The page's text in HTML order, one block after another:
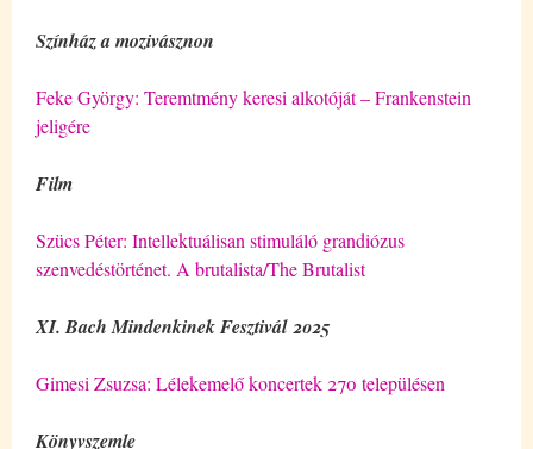
Színház a mozivásznon
Feke György: Teremtmény keresi alkotóját – Frankenstein
jeligére
Film
Szücs Péter: Intellektuálisan stimuláló grandiózus
szenvedéstörténet. A brutalista/The Brutalist
XI. Bach Mindenkinek Fesztivál 2025
Gimesi Zsuzsa: Lélekemelő koncertek 270 településen
Könyvszemle